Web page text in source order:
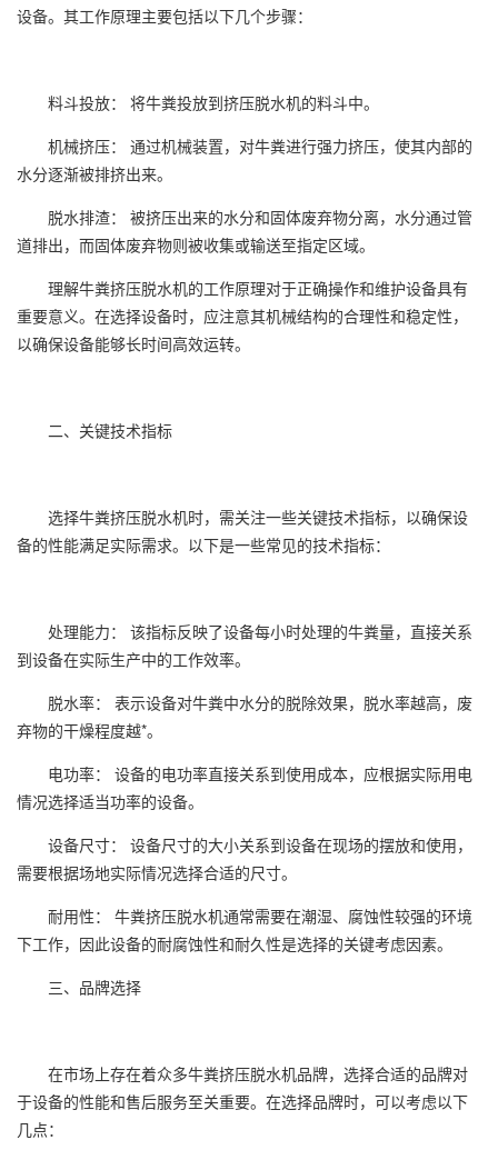
设备。其工作原理主要包括以下几个步骤：
料斗投放： 将牛粪投放到挤压脱水机的料斗中。
机械挤压： 通过机械装置，对牛粪进行强力挤压，使其内部的
水分逐渐被排挤出来。
脱水排渣： 被挤压出来的水分和固体废弃物分离，水分通过管
道排出，而固体废弃物则被收集或输送至指定区域。
理解牛粪挤压脱水机的工作原理对于正确操作和维护设备具有
重要意义。在选择设备时，应注意其机械结构的合理性和稳定性，
以确保设备能够长时间高效运转。
二、关键技术指标
选择牛粪挤压脱水机时，需关注一些关键技术指标，以确保设
备的性能满足实际需求。以下是一些常见的技术指标：
处理能力： 该指标反映了设备每小时处理的牛粪量，直接关系
到设备在实际生产中的工作效率。
脱水率： 表示设备对牛粪中水分的脱除效果，脱水率越高，废
弃物的干燥程度越*。
电功率： 设备的电功率直接关系到使用成本，应根据实际用电
情况选择适当功率的设备。
设备尺寸： 设备尺寸的大小关系到设备在现场的摆放和使用，
需要根据场地实际情况选择合适的尺寸。
耐用性： 牛粪挤压脱水机通常需要在潮湿、腐蚀性较强的环境
下工作，因此设备的耐腐蚀性和耐久性是选择的关键考虑因素。
三、品牌选择
在市场上存在着众多牛粪挤压脱水机品牌，选择合适的品牌对
于设备的性能和售后服务至关重要。在选择品牌时，可以考虑以下
几点：